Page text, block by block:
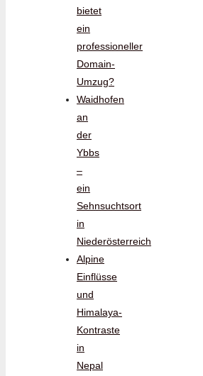
bietet
ein
professioneller
Domain-
Umzug?
Waidhofen
an
der
Ybbs
–
ein
Sehnsuchtsort
in
Niederösterreich
Alpine
Einflüsse
und
Himalaya-
Kontraste
in
Nepal